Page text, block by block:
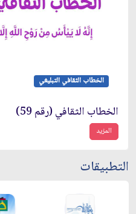
الخطاب الثقافي التبليغي
الخطاب الثقافي (رقم 59)
المزيد
التطبيقات